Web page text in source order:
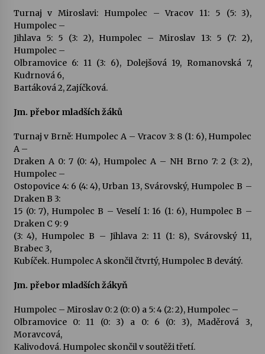
Turnaj v Miroslavi: Humpolec – Vracov 11: 5 (5: 3),
Humpolec –
Jihlava 5: 5 (3: 2), Humpolec – Miroslav 13: 5 (7: 2),
Humpolec –
Olbramovice 6: 11 (3: 6), Dolejšová 19, Romanovská 7,
Kudrnová 6,
Bartáková 2, Zajíčková.
Jm. přebor mladších žáků
Turnaj v Brně: Humpolec A – Vracov 3: 8 (1: 6), Humpolec
A –
Draken A 0: 7 (0: 4), Humpolec A – NH Brno 7: 2 (3: 2),
Humpolec –
Ostopovice 4: 6 (4: 4), Urban 13, Svárovský, Humpolec B –
Draken B 3:
15 (0: 7), Humpolec B – Veselí 1: 16 (1: 6), Humpolec B –
Draken C 9: 9
(3: 4), Humpolec B – Jihlava 2: 11 (1: 8), Svárovský 11,
Brabec 3,
Kubíček. Humpolec A skončil čtvrtý, Humpolec B devátý.
Jm. přebor mladších žákyň
Humpolec – Miroslav 0: 2 (0: 0) a 5: 4 (2: 2), Humpolec –
Olbramovice 0: 11 (0: 3) a 0: 6 (0: 3), Maděrová 3,
Moravcová,
Kalivodová. Humpolec skončil v soutěži třetí.